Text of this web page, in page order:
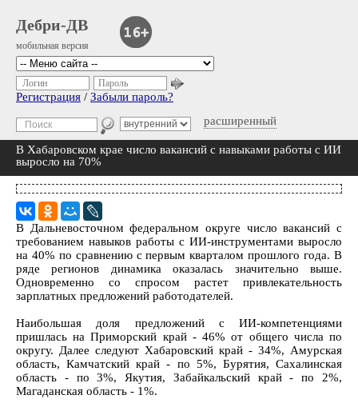
Дебри-ДВ
мобильная версия
расширенный
Логин Пароль
Регистрация / Забыли пароль?
В Хабаровском крае число вакансий с навыками работы с ИИ
выросло на 70%
В Дальневосточном федеральном округе число вакансий с
требованием навыков работы с ИИ-инструментами выросло
на 40% по сравнению с первым кварталом прошлого года. В
ряде регионов динамика оказалась значительно выше.
Одновременно со спросом растет привлекательность
зарплатных предложений работодателей.
Наибольшая доля предложений с ИИ-компетенциями
пришлась на Приморский край - 46% от общего числа по
округу. Далее следуют Хабаровский край - 34%, Амурская
область, Камчатский край - по 5%, Бурятия, Сахалинская
область - по 3%, Якутия, Забайкальский край - по 2%,
Магаданская область - 1%.